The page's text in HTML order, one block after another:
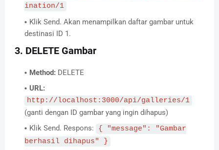
ination/1
Klik Send. Akan menampilkan daftar gambar untuk
destinasi ID 1.
3. DELETE Gambar
Method: DELETE
URL:
http://localhost:3000/api/galleries/1
(ganti dengan ID gambar yang ingin dihapus)
Klik Send. Respons:
{ "message": "Gambar
berhasil dihapus" }